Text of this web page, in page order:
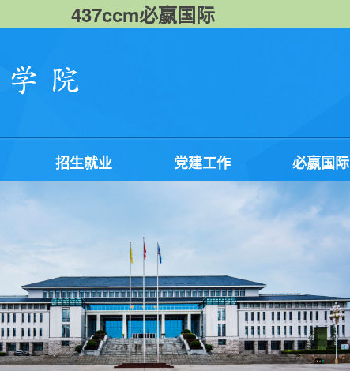
437ccm必嬴国际
招生就业 党建工作 必嬴国际